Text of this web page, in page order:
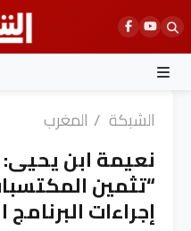
Skip
to
content
الشبكة / المغرب
نعيمة ابن
“تثمين
إجراءات